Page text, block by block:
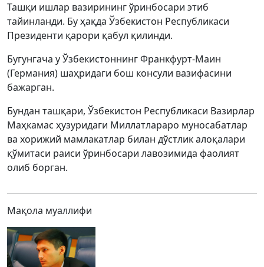
Ташқи ишлар вазирининг ўринбосари этиб
тайинланди. Бу ҳақда Ўзбекистон Республикаси
Президенти қарори қабул қилинди.
Бугунгача у Ўзбекистоннинг Франкфурт-Маин
(Германия) шаҳридаги бош консули вазифасини
бажарган.
Бундан ташқари, Ўзбекистон Республикаси Вазирлар
Маҳкамас ҳузуридаги Миллатлараро муносабатлар
ва хорижий мамлакатлар билан дўстлик алоқалари
қўмитаси раиси ўринбосари лавозимида фаолият
олиб борган.
Мақола муаллифи